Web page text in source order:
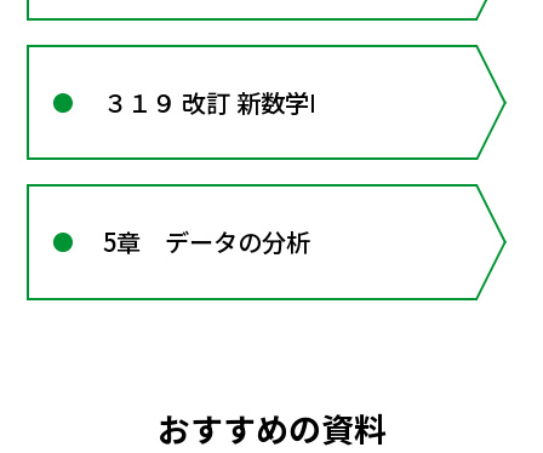
３１９ 改訂 新数学Ⅰ
5章 データの分析
おすすめの資料